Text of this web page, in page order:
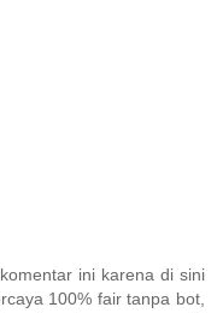
ini karena di sini
100% fair tanpa bot,